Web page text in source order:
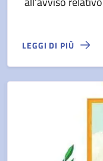
LEGGI DI PIÙ